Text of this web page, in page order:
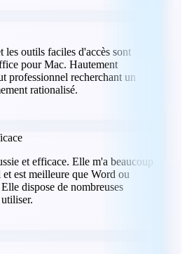
les outils faciles d'accès sont
pour Mac. Hautement
professionnel recherchant un
rationalisé.
et efficace. Elle m'a beaucoup
et est meilleure que Word ou
Elle dispose de nombreuses
utiliser.